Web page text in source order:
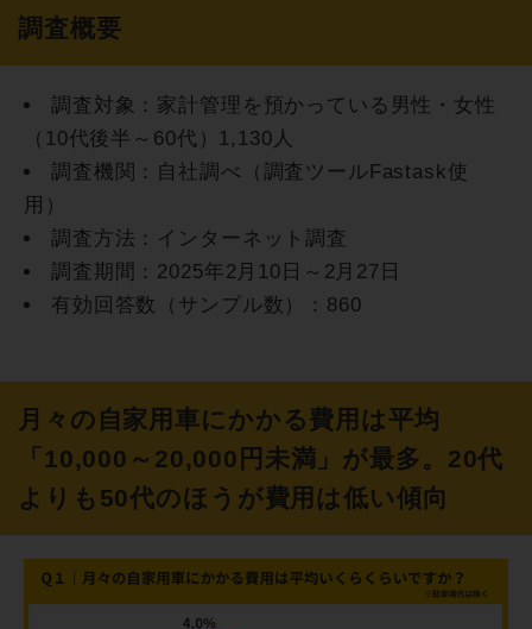
調査概要
調査対象：家計管理を預かっている男性・女性
（10代後半～60代）1,130人
調査機関：自社調べ（調査ツールFastask使
用）
調査方法：インターネット調査
調査期間：2025年2月10日～2月27日
有効回答数（サンプル数）：860
月々の自家用車にかかる費用は平均
「10,000～20,000円未満」が最多。20代
よりも50代のほうが費用は低い傾向